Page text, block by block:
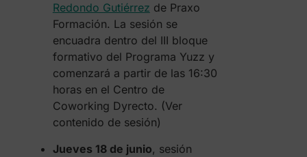
Redondo Gutiérrez de Praxo
Formación. La sesión se
encuadra dentro del III bloque
formativo del Programa Yuzz y
comenzará a partir de las 16:30
horas en el Centro de
Coworking Dyrecto. (Ver
contenido de sesión)
Jueves 18 de junio, sesión